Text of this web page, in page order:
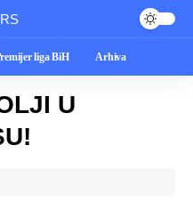
liga BiH Arhiva
U